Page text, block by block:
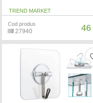
TREND MARKET
Cod produs
27940 46